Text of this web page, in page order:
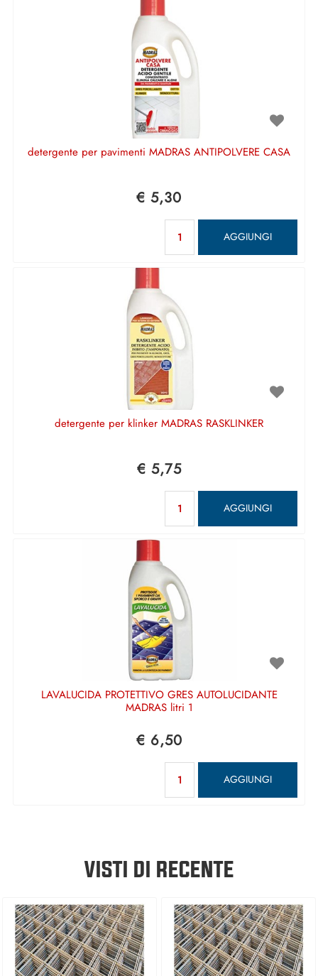
detergente per pavimenti MADRAS ANTIPOLVERE CASA
€ 5,30
AGGIUNGI
detergente per klinker MADRAS RASKLINKER
€ 5,75
AGGIUNGI
LAVALUCIDA PROTETTIVO GRES AUTOLUCIDANTE
MADRAS litri 1
€ 6,50
AGGIUNGI
VISTI DI RECENTE